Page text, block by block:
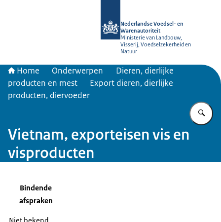
Nederlandse Voedsel- en
Warenautoriteit
Ministerie van Landbouw,
Visserij, Voedselzekerheid en
Natuur
Home Onderwerpen
Dieren, dierlijke
producten en mest
Export dieren, dierlijke
producten, diervoeder
Vietnam, exporteisen vis en
visproducten
Bindende
afspraken